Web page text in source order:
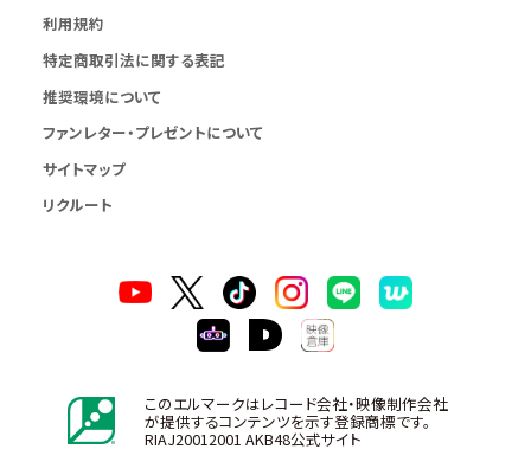
利用規約
特定商取引法に関する表記
推奨環境について
ファンレター・プレゼントについて
サイトマップ
リクルート
このエルマークはレコード会社・映像制作会社
が提供するコンテンツを示す登録商標です。
RIAJ20012001 AKB48公式サイト